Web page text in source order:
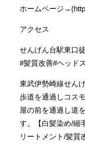
ホームページ
アクセス
せんげん台駅東口
#髪質改善#ヘッドス
東武伊勢崎線せん
歩道を通過しコス
屋の前を通過し道
す。【白髪染め/縮
リートメント/髪質